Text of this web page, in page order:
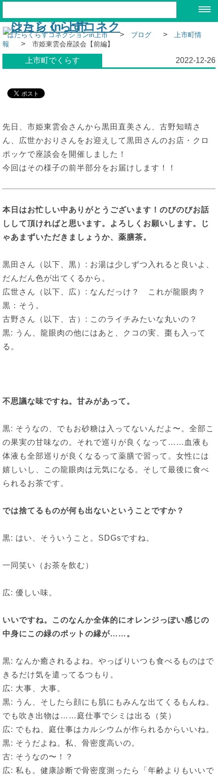
はたらくらすコネクションin上市 > ブログ >
上市町情
報
> 市姫東雲会座談会【前編】
上市町でくらす 2022-12-26
先日、市姫東雲会さんから黒田直美さん、古野知晴さ
ん、広世かおりさんをお迎えして黒田さんのお店・クロ
ポッケで座談会を開催しました！
今回はその様子の前半部分をお届けします！！
本日はお忙しい中ありがとうございます！のびのびお話
しして頂ければと思います。よろしくお願いします。じ
ゃあまずいただきましょうか、薬膳茶。
黒田さん（以下、黒）: お湯は少しずつ入れると良いよ、
だんだん色が出てくるから。
広世さん（以下、広）: なんだっけ？ これが龍眼肉？
黒：そう。
古野さん（以下、古）: このライチみたいな丸いの？
黒: うん、龍眼肉の他にはあと、クコの実、棗も入って
る。
不思議な味ですね。甘みがあって。
黒: そうなの、でもお砂糖は入ってないんだよ〜。全部こ
の果実の甘味なの。それで巡りが良くなって……血液も
体液も全部巡りが良くなるって薬膳で習って。女性には
嬉しいし、この龍眼肉は元気になる。そして最後に食べ
られるお茶です。
では捨てるものが何も出ないということですか？
黒: はい、そういうこと。SDGsですね。
一同笑い（お茶を飲む）
広: 優しい味。
いいですね。このなんか全体的にオレンジっぽい感じの
中身にこの緑のポットの縁が……。
黒: なんか癒されるよね。やっぱりいつも食べるものはで
きるだけ気を遣ってるつもり。
広: 大事、大事。
黒: うん、そしたら顔にも肌にもみんな出てくるもんね。
でも吹き出物は……庭仕事でシミは出る（笑）
広: でもね、庭仕事はカルシウムが作られるからいいね。
黒: そうだよね。私、骨密度高いの。
古: そうなの〜！？
広: 私も。健康診断で骨密度測ったら「年齢よりもいいで